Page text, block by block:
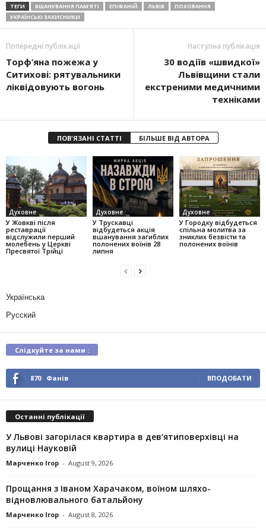
ТЕГИ ВШАНУВАННЯ ПАМ'ЯТІ ЕПІФАНІЙ ЛЬВІВ
ПОХОВАННЯ
УКРАЇНСЬКІ ЗАХИСНИКИ
Попередні публікації
Торф’яна пожежа у
Ситихові: рятувальники
ліквідовують вогонь
Наступна публікація
30 водіїв «швидкої»
Львівщини стали
екстреними медичними
техніками
ПОВ'ЯЗАНІ СТАТТІ БІЛЬШЕ ВІД АВТОРА
Духовне
У Жовкві після
реставрації
відслужили перший
молебень у Церкві
Пресвятої Трійці
Духовне
У Трускавці
відбудеться акція
вшанування загиблих
полонених воїнів 28
липня
Духовне
У Городку відбудеться
спільна молитва за
зниклих безвісти та
полонених воїнів
Українська
Русский
Слідкуйте за нами :
870 Фанів ВПОДОБАТИ
Останні публікації
У Львові загорілася квартира в дев’ятиповерхівці на
вулиці Науковій
Марченко Ігор - August 9, 2026
Прощання з Іваном Харачаком, воїном шляхо-
відновлювального батальйону
Марченко Ігор - August 8, 2026